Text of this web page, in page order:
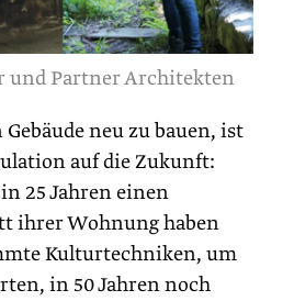
und Partner Architekten
neu zu bauen, ist
auf die Zukunft:
25 Jahren einen
ihrer Wohnung haben
Kulturtechniken, um
in 50 Jahren noch